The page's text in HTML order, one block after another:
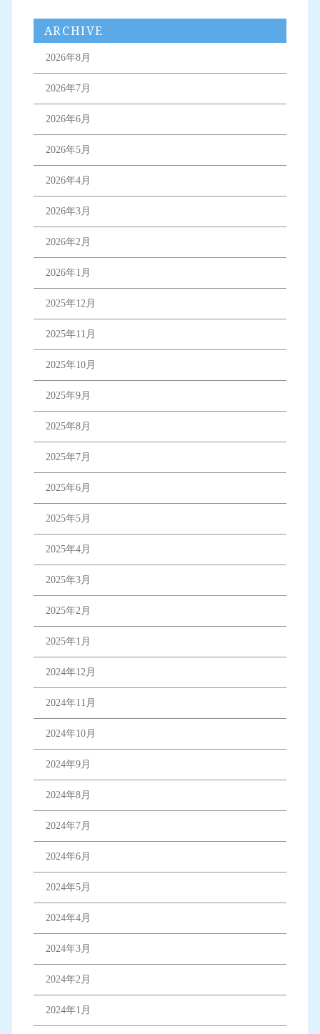
ARCHIVE
2026年8月
2026年7月
2026年6月
2026年5月
2026年4月
2026年3月
2026年2月
2026年1月
2025年12月
2025年11月
2025年10月
2025年9月
2025年8月
2025年7月
2025年6月
2025年5月
2025年4月
2025年3月
2025年2月
2025年1月
2024年12月
2024年11月
2024年10月
2024年9月
2024年8月
2024年7月
2024年6月
2024年5月
2024年4月
2024年3月
2024年2月
2024年1月